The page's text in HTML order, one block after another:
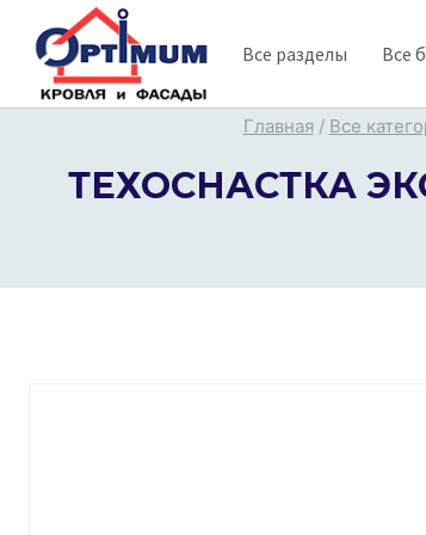
содержимому
Все разделы Все
Главная / Все
ТЕХОСНАСТКА